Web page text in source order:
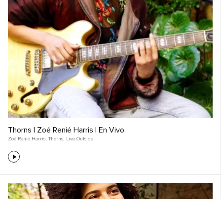
Thorns | Zoé Renié Harris | En Vivo
Zoé Renié Harris, Thorns, Live Outside